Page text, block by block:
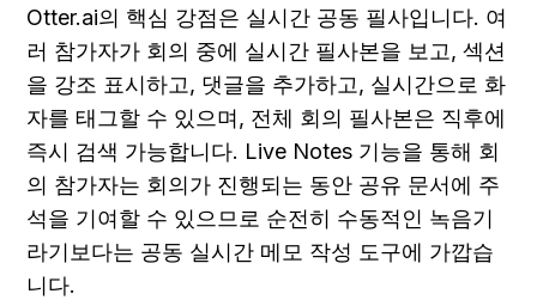
Otter.ai의 핵심 강점은 실시간 공동 필사입니다. 여
러 참가자가 회의 중에 실시간 필사본을 보고, 섹션
을 강조 표시하고, 댓글을 추가하고, 실시간으로 화
자를 태그할 수 있으며, 전체 회의 필사본은 직후에
즉시 검색 가능합니다. Live Notes 기능을 통해 회
의 참가자는 회의가 진행되는 동안 공유 문서에 주
석을 기여할 수 있으므로 순전히 수동적인 녹음기
라기보다는 공동 실시간 메모 작성 도구에 가깝습
니다.